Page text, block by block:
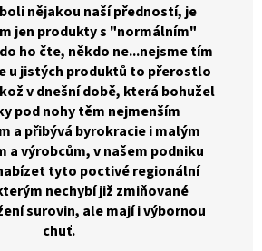
nějakou naší předností, je
jen produkty s "normálním"
ho čte, někdo ne...nejsme tím
u jistých produktů to přerostlo
v dnešní době, která bohužel
pod nohy těm nejmenším
a přibývá byrokracie i malým
a výrobcům, v našem podniku
tyto poctivé regionální
nechybí již zmiňované
surovin, ale mají i výbornou
chuť.